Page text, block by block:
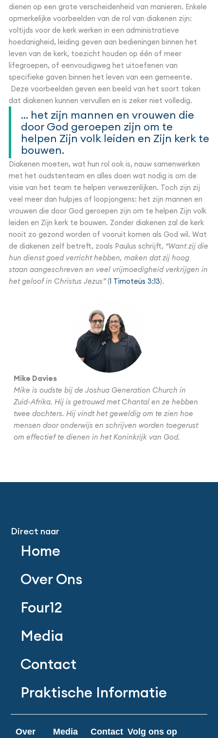
dienen op een grote verscheidenheid van manieren. Enkele
opmerkelijke voorbeelden van de rol van diakenen zijn:
voltijds voor de kerk werken in een administratieve
hoedanigheid, leiding geven aan bedieningen binnen het
leven van de kerk, toezicht houden op één of meer
lifegroepen, of eenvoudigweg het uitoefenen van
specifieke gaven binnen het leven van een gemeente.
Deze voorbeelden geven een beeld van het soort taken
dat diakenen kunnen vervullen en is zeker niet volledig.
... het zijn mannen en vrouwen die
door God geroepen zijn om te
helpen Zijn volk leiden en Zijn kerk te
bouwen.
Diakenen moeten, wat hun rol ook is, nauw samenwerken
met het oudstenteam en alles doen wat nodig is om de
visie van het team te helpen verwezenlijken. Toch zijn zij
veel meer dan hulpjes of loopjongens: het zijn mannen en
vrouwen die door God geroepen zijn om te helpen Zijn volk
leiden en Zijn kerk te bouwen. Zonder diakenen zal de kerk
nooit zo gezond worden of vooruit komen als God wil. Wat
de diakenen zelf betreft, zoals Paulus schrijft, “Want zij die
hun dienst goed verricht hebben, maken dat zij hoog
staan aangeschreven en veel vrijmoedigheid verkrijgen in
het geloof in Christus Jezus”(1 Timoteüs 3:13).
Mike Davies
Mike is oudste bij de Joshua Generation Church in
Zuid-Afrika. Hij is getrouwd met Chantal en ze hebben
twee dochters. Hij vindt het geweldig om te zien hoe
mensen door onderwijs en schrijven worden toegerust
om effectief te dienen in het Koninkrijk van God.
Direct naar
Home
Over Ons
Four12
Media
Contact
Praktische Informatie
Over
Media Contact Volg ons op